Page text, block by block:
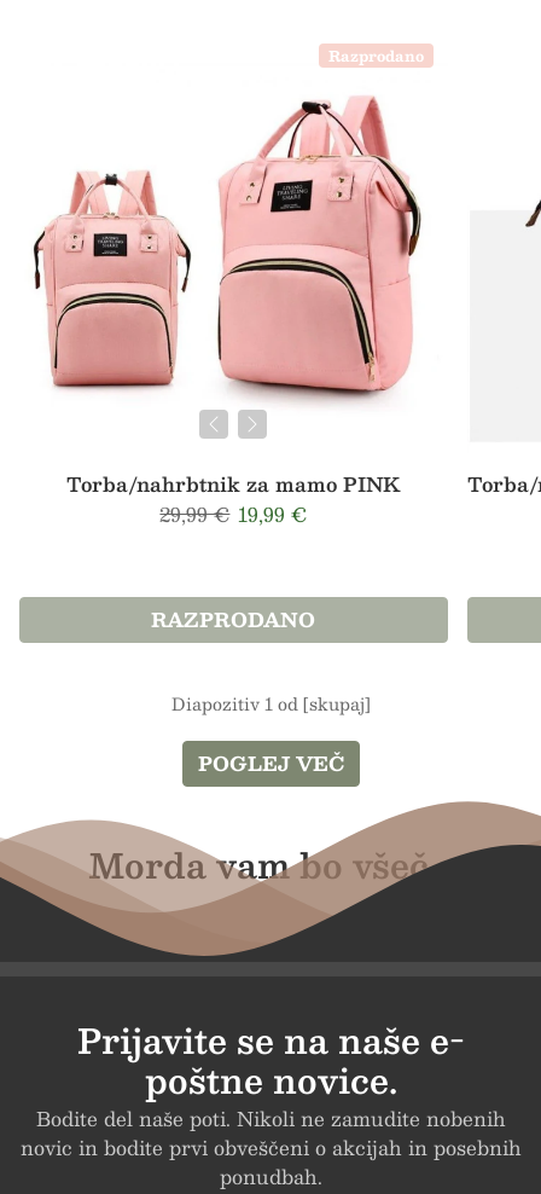
Razprodano
Torba/nahrbtnik za mamo PINK
Redna cena
29,99 € Prodajna cena
19,99 €
RAZPRODANO
Diapozitiv 1 od [skupaj]
POGLEJ VEČ
Morda vam bo všeč...
Prijavite se na naše e-
poštne novice.
Bodite del naše poti. Nikoli ne zamudite nobenih
novic in bodite prvi obveščeni o akcijah in posebnih
ponudbah.